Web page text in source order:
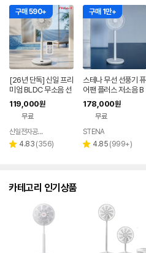
구매 590+
[26년 단독] 신일 프리
미엄 BLDC 무소음 선
풍기 35cm 서큘레이
터 아이보리
119,000원
무료
페이
신일전자공식인증 베스트바이
별 4.83 리
(356)
구매 1만+
스테나 무선 선풍기 퓨
어팬 플러스 저소음 B
LDC 가정용 아기 신생
아
178,000원
무료
STENA
별 4.85 리
(999+)
카테고리 인기상품